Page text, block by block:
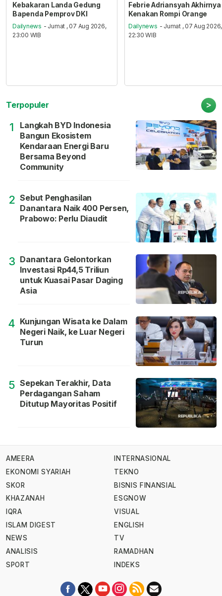
Kebakaran Landa Gedung
Bapenda Pemprov DKI
Dailynews - Jumat , 07 Aug 2026,
23:00 WIB
Febrie Adriansyah Akhirnya
Kenakan Rompi Orange
Dailynews - Jumat , 07 Aug 2026,
22:30 WIB
Terpopuler >
1
Langkah BYD Indonesia
Bangun Ekosistem
Kendaraan Energi Baru
Bersama Beyond
Community
2 Sebut Penghasilan
Danantara Naik 400 Persen,
Prabowo: Perlu Diaudit
3 Danantara Gelontorkan
Investasi Rp44,5 Triliun
untuk Kuasai Pasar Daging
Asia
4 Kunjungan Wisata ke Dalam
Negeri Naik, ke Luar Negeri
Turun
5 Sepekan Terakhir, Data
Perdagangan Saham
Ditutup Mayoritas Positif
AMEERA
EKONOMI SYARIAH
SKOR
KHAZANAH
IQRA
ISLAM DIGEST
NEWS
ANALISIS
SPORT
INTERNASIONAL
TEKNO
BISNIS FINANSIAL
ESGNOW
VISUAL
ENGLISH
TV
RAMADHAN
INDEKS